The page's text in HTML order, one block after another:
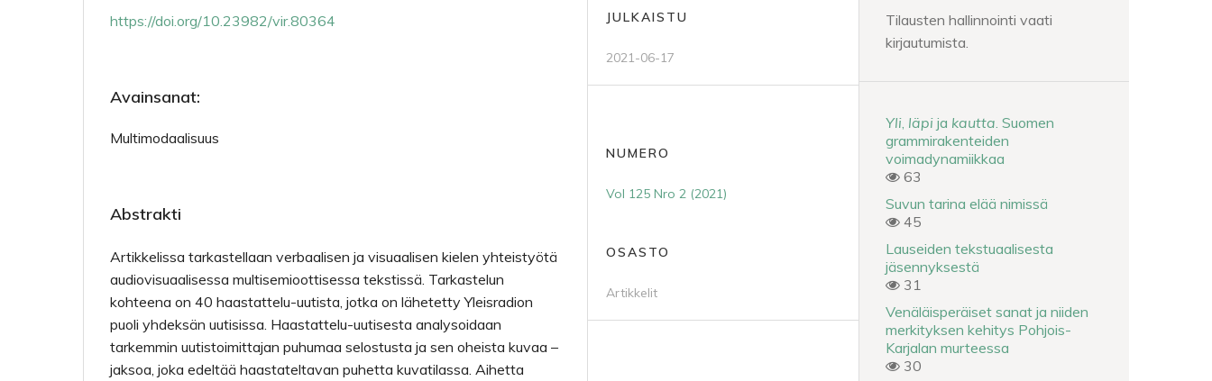
https://doi.org/10.23982/vir.80364
Avainsanat:
Multimodaalisuus
Abstrakti
Artikkelissa tarkastellaan verbaalisen ja visuaalisen kielen yhteistyötä
audiovisuaalisessa multisemioottisessa tekstissä. Tarkastelun
kohteena on 40 haastattelu-uutista, jotka on lähetetty Yleisradion
puoli yhdeksän uutisissa. Haastattelu-uutisesta analysoidaan
tarkemmin uutistoimittajan puhumaa selostusta ja sen oheista kuvaa –
jaksoa, joka edeltää haastateltavan puhetta kuvatilassa. Aihetta
JULKAISTU
2021-06-17
NUMERO
Vol 125 Nro 2 (2021)
OSASTO
Artikkelit
Tilausten hallinnointi vaati
kirjautumista.
Yli läpi ja kautta . Suomen
grammirakenteiden
voimadynamiikkaa
63
Suvun tarina elää nimissä
45
Lauseiden tekstuaalisesta
jäsennyksestä
31
Venäläisperäiset sanat ja niiden
merkityksen kehitys Pohjois-
Karjalan murteessa
30